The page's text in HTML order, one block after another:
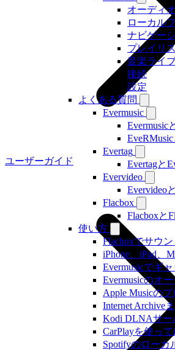
オーディ
ローカル
ナビゲー
プレイリ
音楽ライ
接続
設定
よくある質問
Evermusic
Evermusic
Evertag
Evertagと
Evervideo
Evervideo
Flacbox
Flacboxと
使い方
Flacboxでサウ
iPhone、iPad、
Evermusicでギ
Evermusicのオ
Apple Musicの
Internet Archive
Kodi DLNAサー
CarPlayを使っ
Spotifyのロー
ユーザーガイド